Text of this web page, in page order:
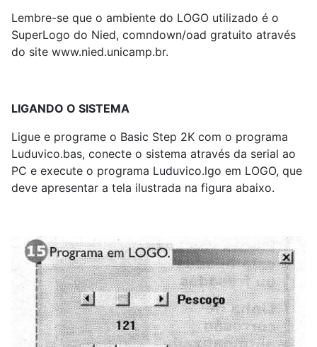
Lembre-se que o ambiente do LOGO utilizado é o
SuperLogo do Nied, comndown/oad gratuito através
do site www.nied.unicamp.br.
LIGANDO O SISTEMA
Ligue e programe o Basic Step 2K com o programa
Luduvico.bas, conecte o sistema através da serial ao
PC e execute o programa Luduvico.lgo em LOGO, que
deve apresentar a tela ilustrada na figura abaixo.